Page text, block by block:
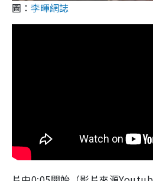
圖： 李暉網誌